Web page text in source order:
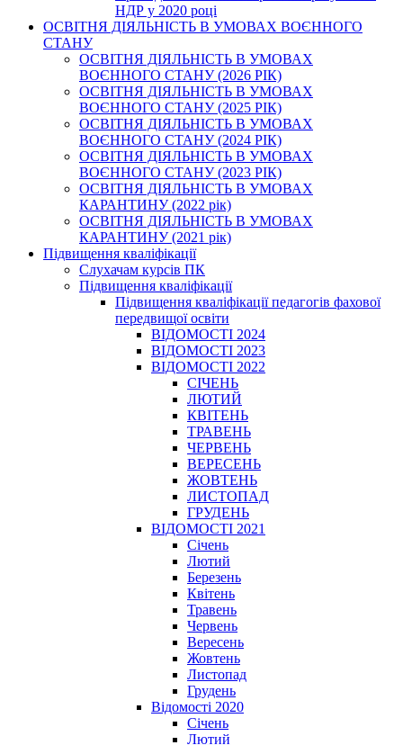
НДР у 2020 році
ОСВІТНЯ ДІЯЛЬНІСТЬ В УМОВАХ ВОЄННОГО
СТАНУ
ОСВІТНЯ ДІЯЛЬНІСТЬ В УМОВАХ
ВОЄННОГО СТАНУ (2026 РІК)
ОСВІТНЯ ДІЯЛЬНІСТЬ В УМОВАХ
ВОЄННОГО СТАНУ (2025 РІК)
ОСВІТНЯ ДІЯЛЬНІСТЬ В УМОВАХ
ВОЄННОГО СТАНУ (2024 РІК)
ОСВІТНЯ ДІЯЛЬНІСТЬ В УМОВАХ
ВОЄННОГО СТАНУ (2023 РІК)
ОСВІТНЯ ДІЯЛЬНІСТЬ В УМОВАХ
КАРАНТИНУ (2022 рік)
ОСВІТНЯ ДІЯЛЬНІСТЬ В УМОВАХ
КАРАНТИНУ (2021 рік)
Підвищення кваліфікації
Слухачам курсів ПК
Підвищення кваліфікації
Підвищення кваліфікації педагогів фахової
передвищої освіти
ВІДОМОСТІ 2024
ВІДОМОСТІ 2023
ВІДОМОСТІ 2022
СІЧЕНЬ
ЛЮТИЙ
КВІТЕНЬ
ТРАВЕНЬ
ЧЕРВЕНЬ
ВЕРЕСЕНЬ
ЖОВТЕНЬ
ЛИСТОПАД
ГРУДЕНЬ
ВІДОМОСТІ 2021
Січень
Лютий
Березень
Квітень
Травень
Червень
Вересень
Жовтень
Листопад
Грудень
Відомості 2020
Січень
Лютий